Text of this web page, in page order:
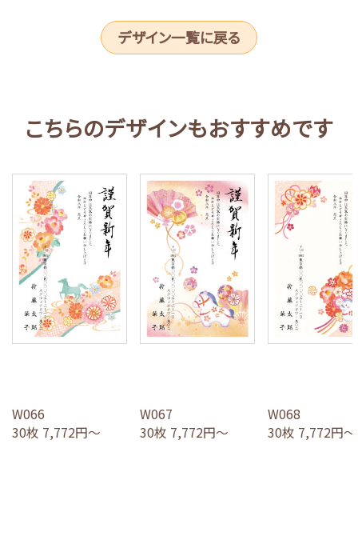
デザイン一覧に戻る
こちらのデザインもおすすめです
W066
30枚 7,772円～
W067
30枚 7,772円～
W068
30枚 7,772円～